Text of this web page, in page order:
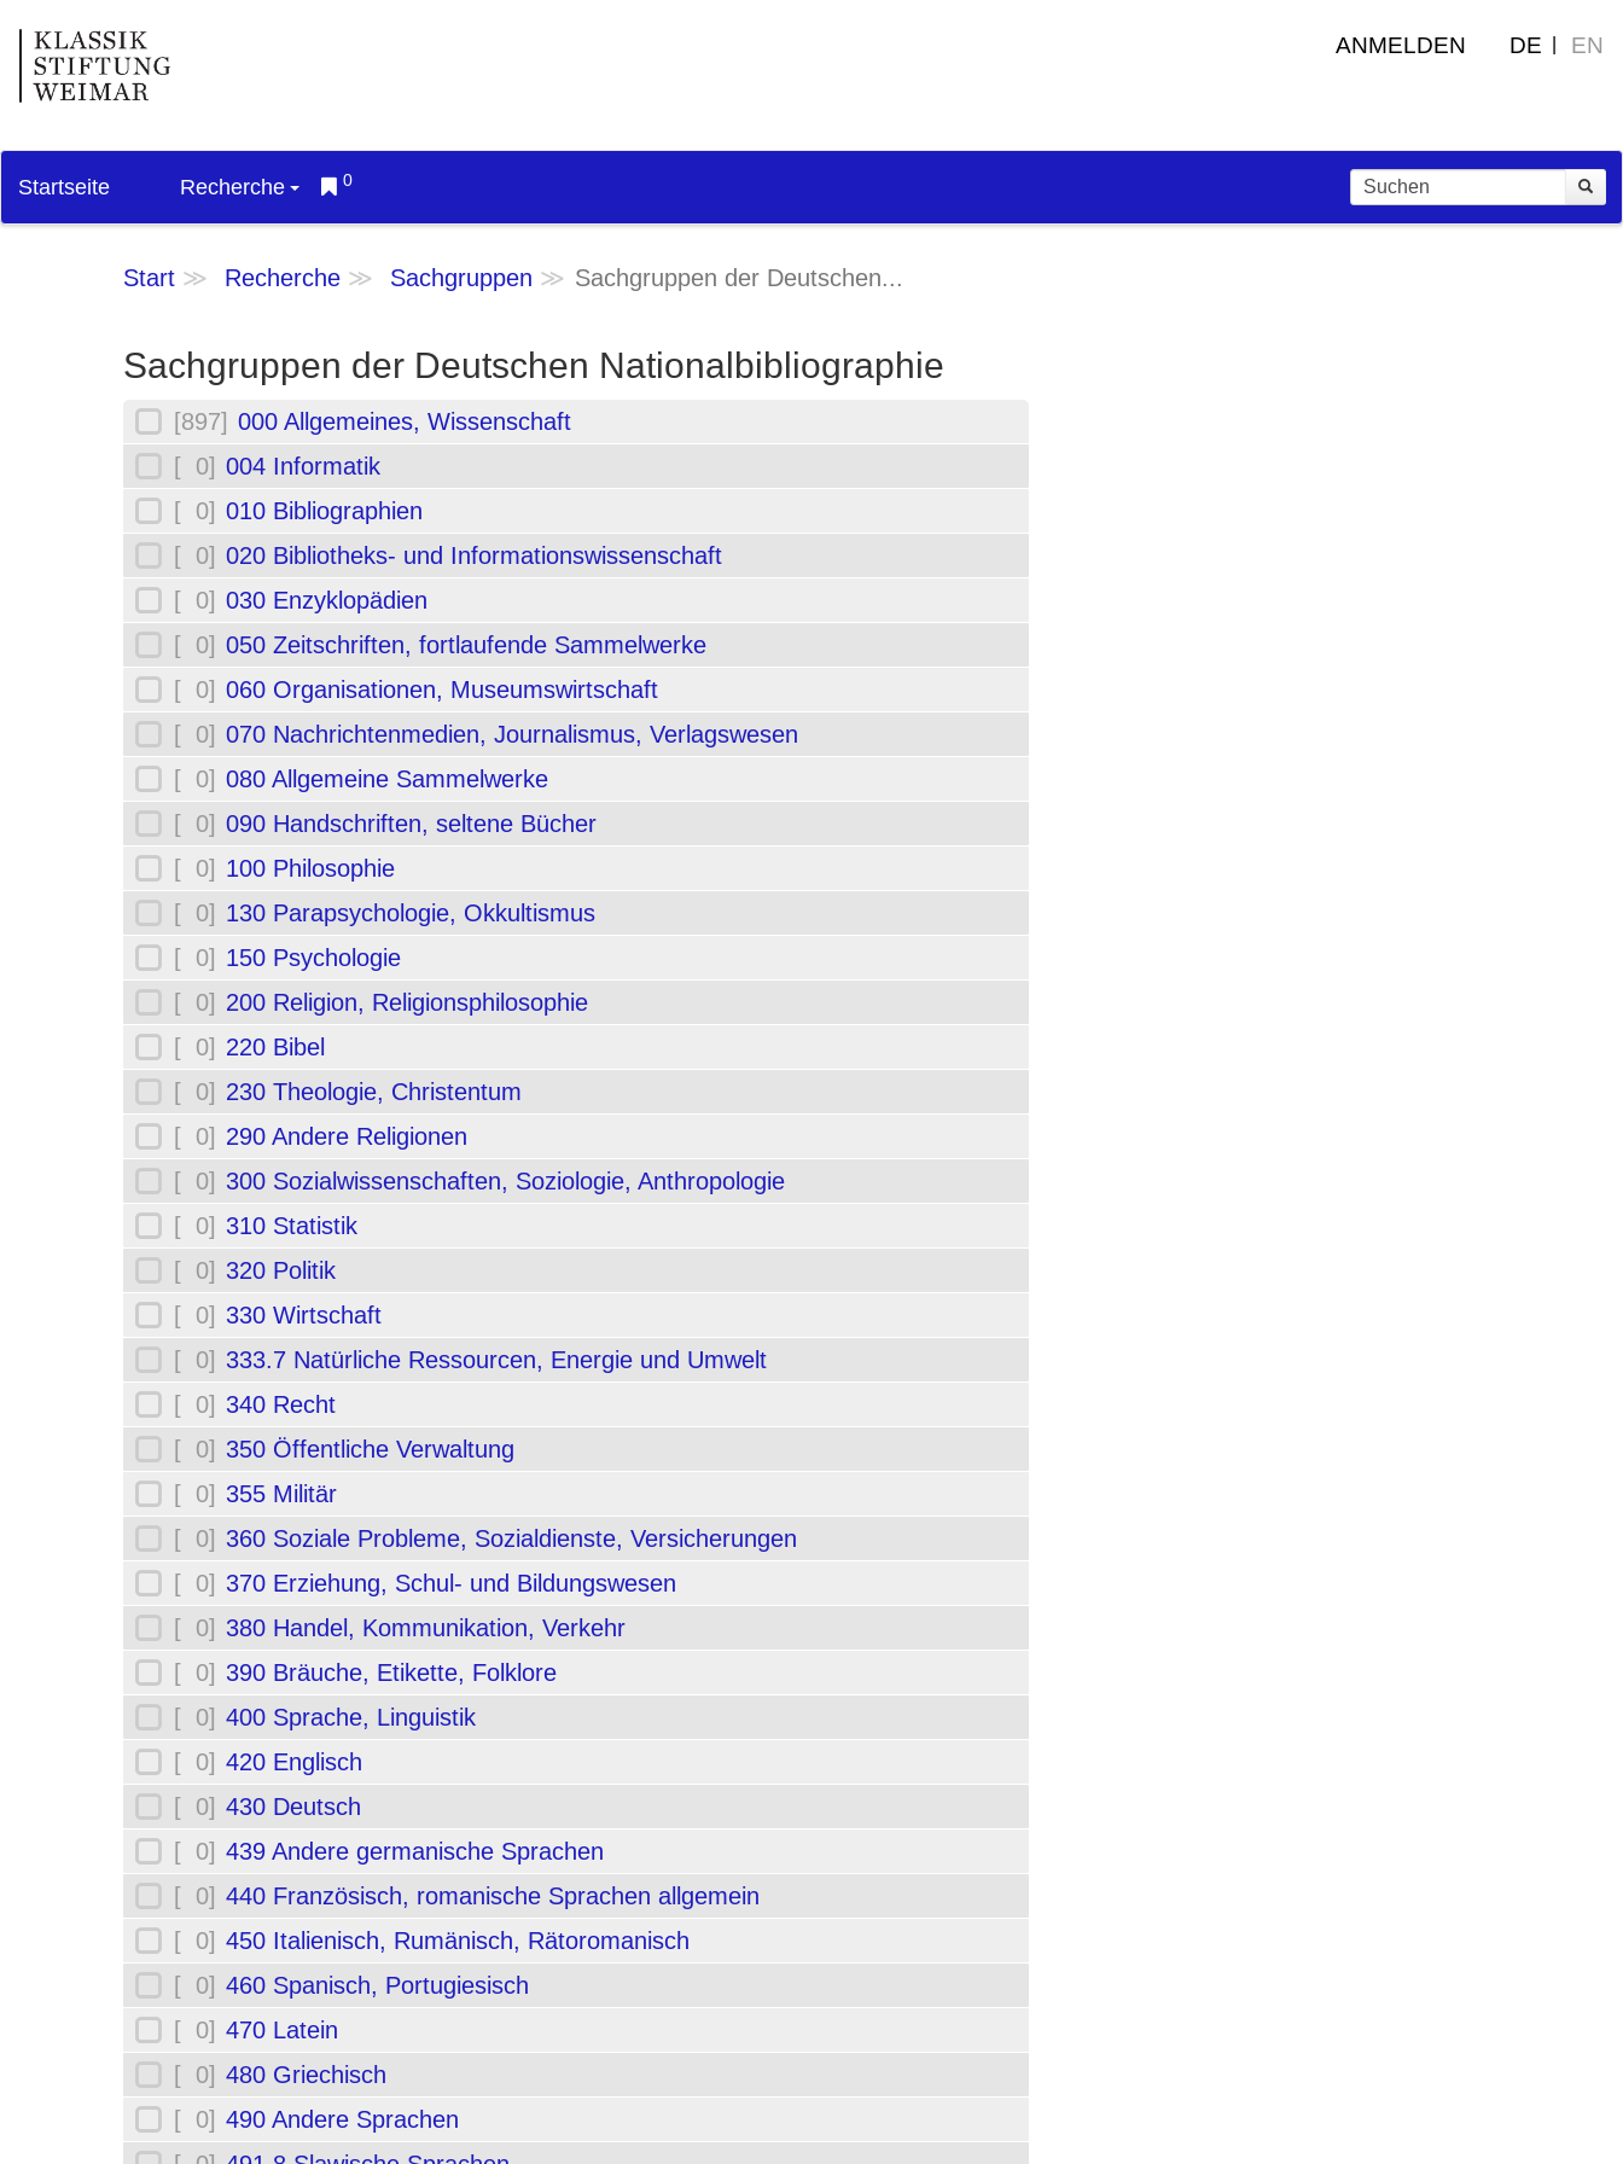
ANMELDEN DE EN
Startseite Recherche 0
Start Recherche Sachgruppen Sachgruppen der Deutschen...
Sachgruppen der Deutschen Nationalbibliographie
[897] 000 Allgemeines, Wissenschaft
[ 0] 004 Informatik
[ 0] 010 Bibliographien
[ 0] 020 Bibliotheks- und Informationswissenschaft
[ 0] 030 Enzyklopädien
[ 0] 050 Zeitschriften, fortlaufende Sammelwerke
[ 0] 060 Organisationen, Museumswirtschaft
[ 0] 070 Nachrichtenmedien, Journalismus, Verlagswesen
[ 0] 080 Allgemeine Sammelwerke
[ 0] 090 Handschriften, seltene Bücher
[ 0] 100 Philosophie
[ 0] 130 Parapsychologie, Okkultismus
[ 0] 150 Psychologie
[ 0] 200 Religion, Religionsphilosophie
[ 0] 220 Bibel
[ 0] 230 Theologie, Christentum
[ 0] 290 Andere Religionen
[ 0] 300 Sozialwissenschaften, Soziologie, Anthropologie
[ 0] 310 Statistik
[ 0] 320 Politik
[ 0] 330 Wirtschaft
[ 0] 333.7 Natürliche Ressourcen, Energie und Umwelt
[ 0] 340 Recht
[ 0] 350 Öffentliche Verwaltung
[ 0] 355 Militär
[ 0] 360 Soziale Probleme, Sozialdienste, Versicherungen
[ 0] 370 Erziehung, Schul- und Bildungswesen
[ 0] 380 Handel, Kommunikation, Verkehr
[ 0] 390 Bräuche, Etikette, Folklore
[ 0] 400 Sprache, Linguistik
[ 0] 420 Englisch
[ 0] 430 Deutsch
[ 0] 439 Andere germanische Sprachen
[ 0] 440 Französisch, romanische Sprachen allgemein
[ 0] 450 Italienisch, Rumänisch, Rätoromanisch
[ 0] 460 Spanisch, Portugiesisch
[ 0] 470 Latein
[ 0] 480 Griechisch
[ 0] 490 Andere Sprachen